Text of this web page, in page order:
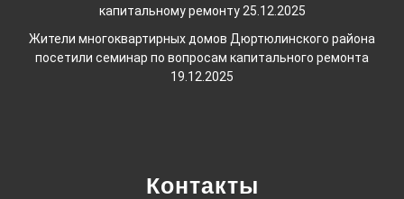
капитальному ремонту 25.12.2025
Жители многоквартирных домов Дюртюлинского района
посетили семинар по вопросам капитального ремонта
19.12.2025
Контакты